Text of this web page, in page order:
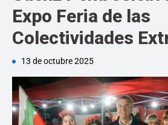
Expo Feria de las
Colectividades
13 de octubre 2025